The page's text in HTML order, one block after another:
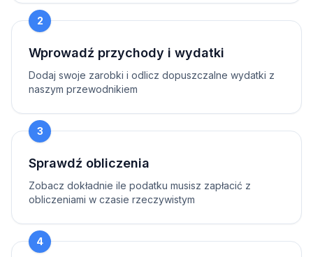
2
Wprowadź przychody i wydatki
Dodaj swoje zarobki i odlicz dopuszczalne wydatki z
naszym przewodnikiem
3
Sprawdź obliczenia
Zobacz dokładnie ile podatku musisz zapłacić z
obliczeniami w czasie rzeczywistym
4